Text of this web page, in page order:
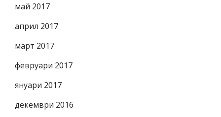
май 2017
април 2017
март 2017
февруари 2017
януари 2017
декември 2016